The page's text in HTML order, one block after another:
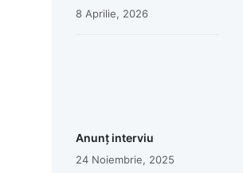
8 Aprilie, 2026
Anunț interviu
24 Noiembrie, 2025